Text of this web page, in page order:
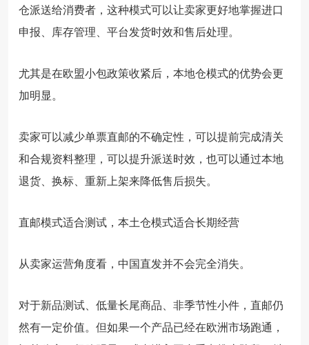
仓派送给消费者，这种模式可以让卖家更好地掌握进口
申报、库存管理、平台发货时效和售后处理。
尤其是在欧盟小包政策收紧后，本地仓模式的优势会更
加明显。
卖家可以减少单票直邮的不确定性，可以提前完成清关
和合规资料整理，可以提升派送时效，也可以通过本地
退货、换标、重新上架来降低售后损失。
直邮模式适合测试，本土仓模式适合长期经营
从卖家运营角度看，中国直发并不会完全消失。
对于新品测试、低量长尾商品、非季节性小件，直邮仍
然有一定价值。但如果一个产品已经在欧洲市场跑通，